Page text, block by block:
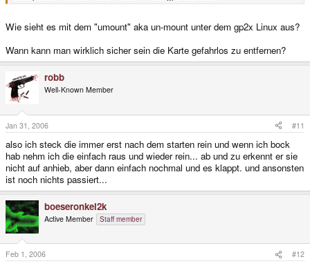
Wie sieht es mit dem "umount" aka un-mount unter dem gp2x Linux aus?
Wann kann man wirklich sicher sein die Karte gefahrlos zu entfernen?
robb
Well-Known Member
Jan 31, 2006 #11
also ich steck die immer erst nach dem starten rein und wenn ich bock
hab nehm ich die einfach raus und wieder rein... ab und zu erkennt er sie
nicht auf anhieb, aber dann einfach nochmal und es klappt. und ansonsten
ist noch nichts passiert...
boeseronkel2k
Active Member Staff member
Feb 1, 2006 #12